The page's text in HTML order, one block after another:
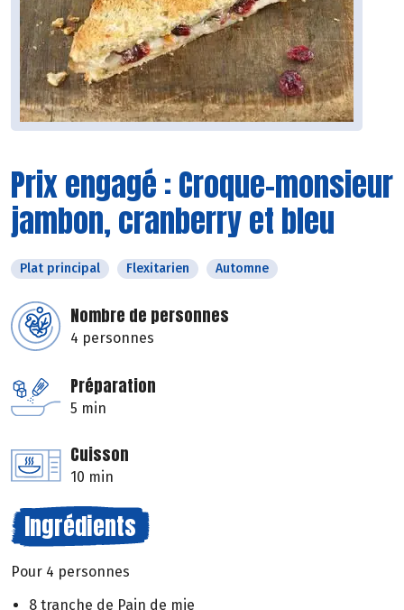
Prix engagé : Croque-monsieur
jambon, cranberry et bleu
Plat principal Flexitarien Automne
Nombre de personnes
4 personnes
Préparation
5 min
Cuisson
10 min
Ingrédients
Pour 4 personnes
8 tranche de Pain de mie